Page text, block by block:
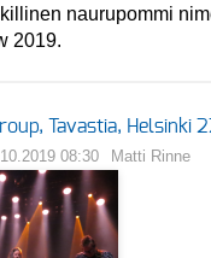
naurupommi
2019.
Tavastia, Helsinki
08:30 Matti Rinne